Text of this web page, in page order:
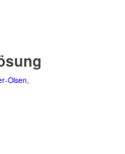
Olsen,